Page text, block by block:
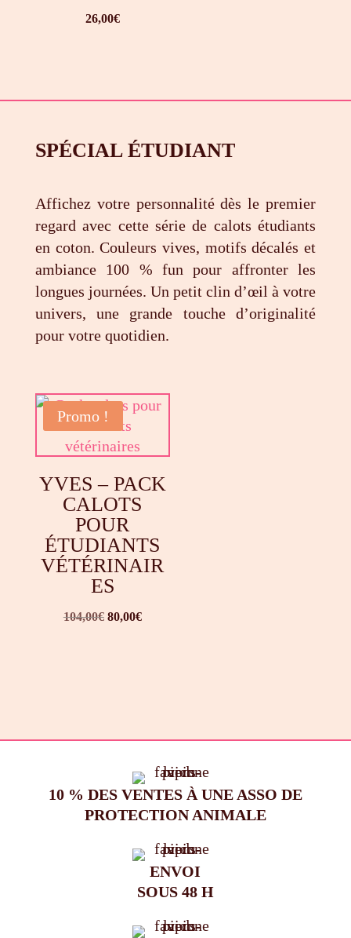
26,00€
SPÉCIAL ÉTUDIANT
Affichez votre personnalité dès le premier
regard avec cette série de calots étudiants
en coton. Couleurs vives, motifs décalés et
ambiance 100 % fun pour affronter les
longues journées. Un petit clin d’œil à votre
univers, une grande touche d’originalité
pour votre quotidien.
Promo !
YVES – PACK
CALOTS
POUR
ÉTUDIANTS
VÉTÉRINAIR
ES
104,00€ Le
80,00€Le
10 % DES VENTES À UNE ASSO DE
PROTECTION ANIMALE
ENVOI
SOUS 48 H